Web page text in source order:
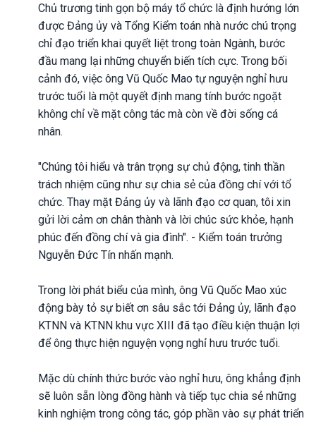
Chủ trương tinh gọn bộ máy tổ chức là định hướng lớn
được Đảng ủy và Tổng Kiểm toán nhà nước chú trọng
chỉ đạo triển khai quyết liệt trong toàn Ngành, bước
đầu mang lại những chuyển biến tích cực. Trong bối
cảnh đó, việc ông Vũ Quốc Mao tự nguyện nghỉ hưu
trước tuổi là một quyết định mang tính bước ngoặt
không chỉ về mặt công tác mà còn về đời sống cá
nhân.
"Chúng tôi hiểu và trân trọng sự chủ động, tinh thần
trách nhiệm cũng như sự chia sẻ của đồng chí với tổ
chức. Thay mặt Đảng ủy và lãnh đạo cơ quan, tôi xin
gửi lời cảm ơn chân thành và lời chúc sức khỏe, hạnh
phúc đến đồng chí và gia đình". - Kiểm toán trưởng
Nguyễn Đức Tín nhấn mạnh.
Trong lời phát biểu của mình, ông Vũ Quốc Mao xúc
động bày tỏ sự biết ơn sâu sắc tới Đảng ủy, lãnh đạo
KTNN và KTNN khu vực XIII đã tạo điều kiện thuận lợi
để ông thực hiện nguyện vọng nghỉ hưu trước tuổi.
Mặc dù chính thức bước vào nghỉ hưu, ông khẳng định
sẽ luôn sẵn lòng đồng hành và tiếp tục chia sẻ những
kinh nghiệm trong công tác, góp phần vào sự phát triển